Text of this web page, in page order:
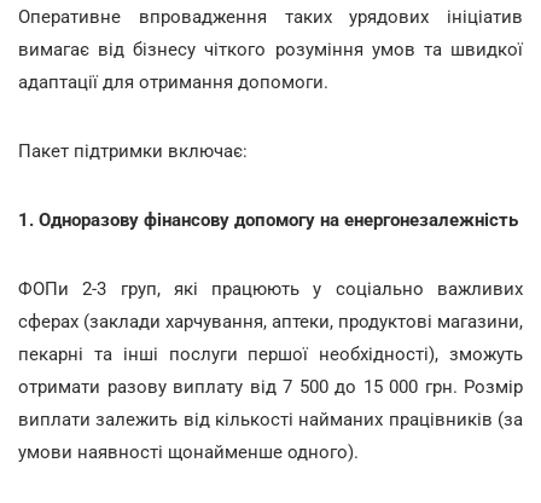
Оперативне впровадження таких урядових ініціатив
вимагає від бізнесу чіткого розуміння умов та швидкої
адаптації для отримання допомоги.
Пакет підтримки включає:
1. Одноразову фінансову допомогу на енергонезалежність
ФОПи 2-3 груп, які працюють у соціально важливих
сферах (заклади харчування, аптеки, продуктові магазини,
пекарні та інші послуги першої необхідності), зможуть
отримати разову виплату від 7 500 до 15 000 грн. Розмір
виплати залежить від кількості найманих працівників (за
умови наявності щонайменше одного).